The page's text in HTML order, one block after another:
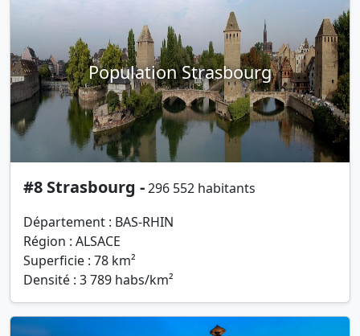
Population Strasbourg
#8 Strasbourg -296 552 habitants
Département : BAS-RHIN
Région : ALSACE
Superficie : 78 km²
Densité : 3 789 habs/km²